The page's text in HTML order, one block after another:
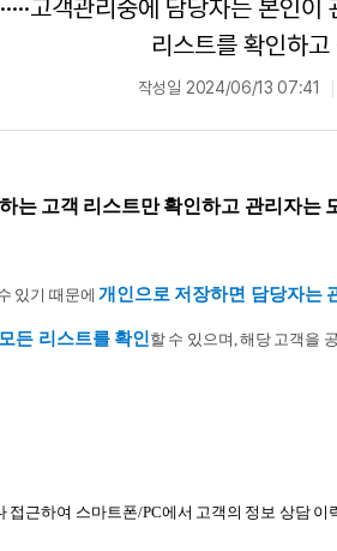
고객관리중에 담당자는 본
리스트를 확인하
작성일 2024/06/13 07:41
는 고객 리스트만 확인하고 관리자는
있기 때문에개인으로 저장하면 담당자는
든 리스트를 확인 할 수 있으며, 해당 고객을
근하여 스마트폰/PC에서 고객의 정보 상담